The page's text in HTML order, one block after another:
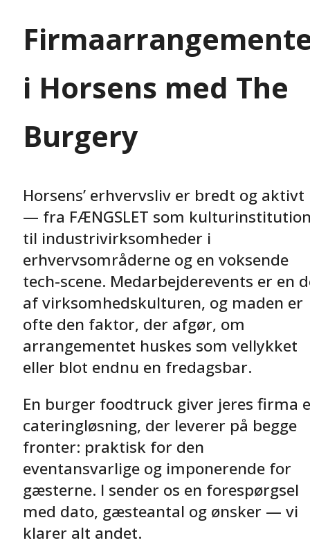
i Horsens med The
Burgery
Horsens’ erhvervsliv er bredt og aktivt
— fra FÆNGSLET som
til industrivirksomheder i
erhvervsområderne og en voksende
tech-scene. Medarbejderevents er en
af virksomhedskulturen, og maden er
ofte den faktor, der afgør, om
arrangementet huskes som vellykket
eller blot endnu en fredagsbar.
En burger foodtruck giver jeres firma
cateringløsning, der leverer på begge
fronter: praktisk for den
eventansvarlige og imponerende for
gæsterne. I sender os en forespørgsel
med dato, gæsteantal og ønsker — vi
klarer alt andet.